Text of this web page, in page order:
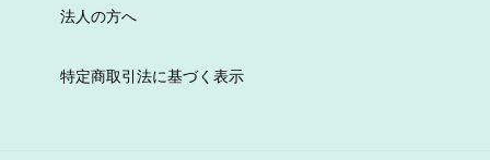
法人の方へ
特定商取引法に基づく表示